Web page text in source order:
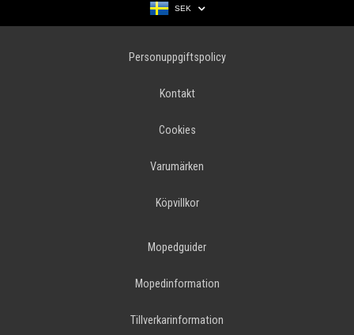
SEK
Personuppgiftspolicy
Kontakt
Cookies
Varumärken
Köpvillkor
Mopedguider
Mopedinformation
Tillverkarinformation